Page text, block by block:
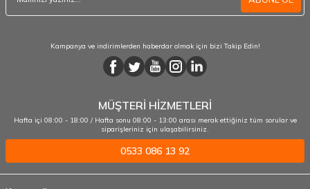
Kampanya ve indirimlerden haberdar olmak için bizi Takip Edin!
MÜŞTERİ HİZMETLERİ
Hafta içi 08:00 - 18:00 / Hafta sonu 08:00 - 13:00 arası merak ettiğiniz tüm sorular ve
siparişleriniz için ulaşabilirsiniz.
0533 086 13 92